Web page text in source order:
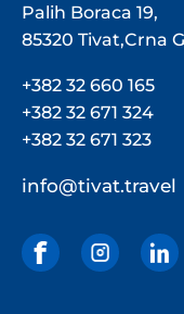
Palih Boraca 19,
85320 Tivat,Crna
+382 32 660 165
+382 32 671 324
+382 32 671 323
info@tivat.travel